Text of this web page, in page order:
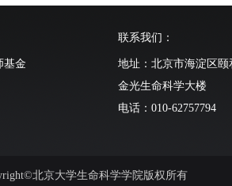
基金
联系我们：
地址：北京市海淀区颐
金光生命科学大楼
电话：010-62757794
北京大学生命科学学院版权所有